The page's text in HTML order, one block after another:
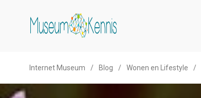
Internet Museum / Blog / Wonen en Lifestyle /